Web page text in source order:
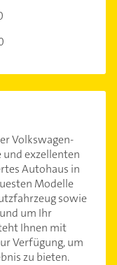
Volkswagen-
und exzellenten
Autohaus in
Modelle
sowie
um Ihr
Ihnen mit
Verfügung, um
zu bieten.